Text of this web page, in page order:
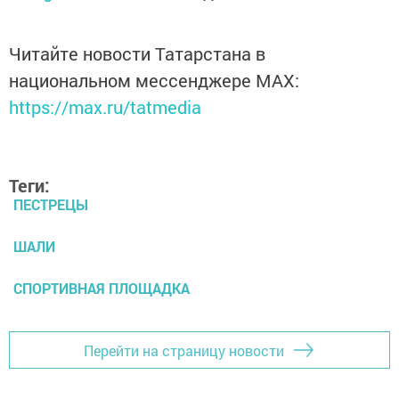
Читайте новости Татарстана в
национальном мессенджере MАХ:
https://max.ru/tatmedia
Теги:
ПЕСТРЕЦЫ
ШАЛИ
СПОРТИВНАЯ ПЛОЩАДКА
Перейти на страницу новости